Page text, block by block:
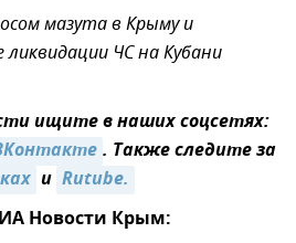
мазута в Крыму и
ЧС на Кубани
ищите в наших соцсетях:
. Также следите за
и Rutube.
Новости Крым: